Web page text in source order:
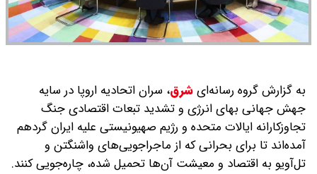
به گزارش گروه رسانه‌ایشرق، سران اتحادیه اروپا در سایه
جهش جهانی بهای انرژی و تشدید تبعات اقتصادی جنگ
تجاوزکارانه ایالات متحده و رژیم صهیونیستی علیه ایران گردهم
آمده‌اند تا برای بحرانی که از ماجراجویی‌های واشنگتن و
تل‌آویو به اقتصاد و معیشت آن‌ها تحمیل شده، چاره‌جویی کنند.